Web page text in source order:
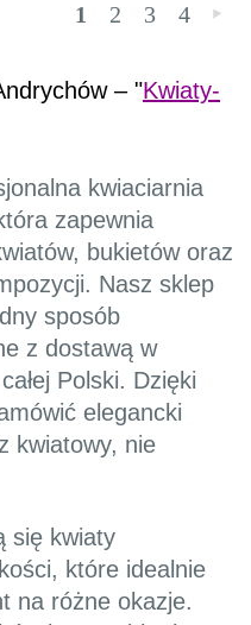
1 2 3 4 »
– "Kwiaty-
kwiaciarnia
zapewnia
bukietów oraz
Nasz sklep
sposób
z dostawą w
Polski. Dzięki
elegancki
kwiatowy, nie
się kwiaty
które idealnie
na różne okazje.